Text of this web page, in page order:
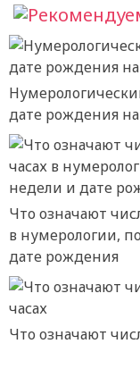
дате рождения на
Что означают
в нумерологии,
дате рождения
Что означают